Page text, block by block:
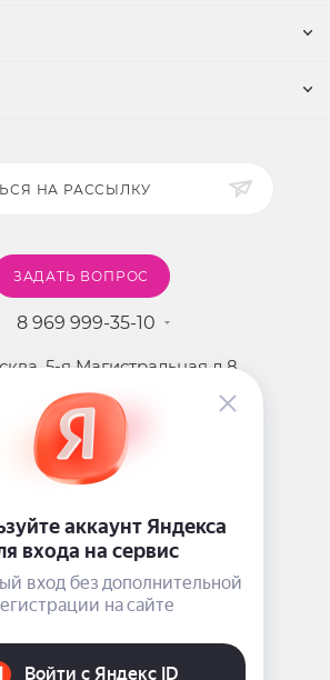
НА РАССЫЛКУ
ЗАДАТЬ ВОПРОС
8 969 999-35-10
5-я Магистральная д.8
- 2026 ©Pink-Girl.ru